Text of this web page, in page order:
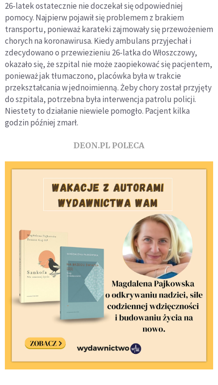
26-latek ostatecznie nie doczekał się odpowiedniej
pomocy. Najpierw pojawił się problemem z brakiem
transportu, ponieważ karateki zajmowały się przewożeniem
chorych na koronawirusa. Kiedy ambulans przyjechał i
zdecydowano o przewiezieniu 26-latka do Włoszczowy,
okazało się, że szpital nie może zaopiekować się pacjentem,
ponieważ jak tłumaczono, placówka była w trakcie
przekształcania w jednoimienną. Żeby chory został przyjęty
do szpitala, potrzebna była interwencja patrolu policji.
Niestety to działanie niewiele pomogło. Pacjent kilka
godzin później zmarł.
DEON.PL POLECA